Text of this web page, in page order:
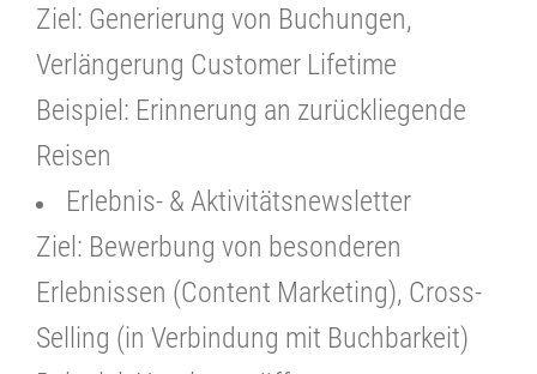
Ziel: Generierung von Buchungen,
Verlängerung Customer Lifetime
Beispiel: Erinnerung an zurückliegende
Reisen
Erlebnis- & Aktivitätsnewsletter
Ziel: Bewerbung von besonderen
Erlebnissen (Content Marketing), Cross-
Selling (in Verbindung mit Buchbarkeit)